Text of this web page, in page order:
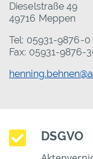
Dieselstraße 49
49716 Meppen
Tel: 05931-9876-0
Fax: 05931-9876-
DSGVO